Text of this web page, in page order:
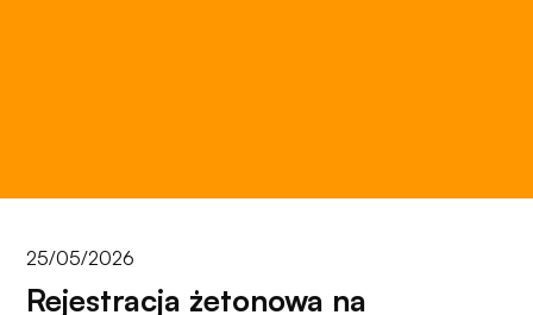
25/05/2026
Rejestracja żetonowa na